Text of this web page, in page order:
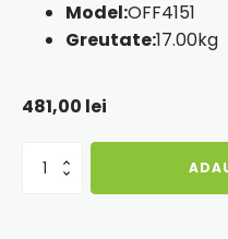
Model:OFF4151
Greutate:17.00kg
481,00 lei
Cantitate